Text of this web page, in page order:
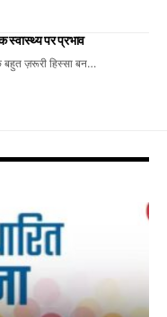
पर प्रभाव
बहुत ज़रूरी हिस्सा बन…